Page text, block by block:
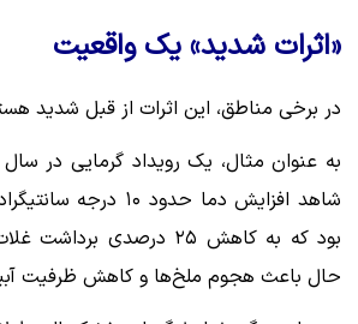
«اثرات شدید» یک واقعیت
در برخی مناطق، این اثرات از قبل شدید
شاهد افزایش دما حدود
بود که به کاهش ۲۵ درصدی
حال باعث هجوم ملخ‌ها و کاهش ظرفیت